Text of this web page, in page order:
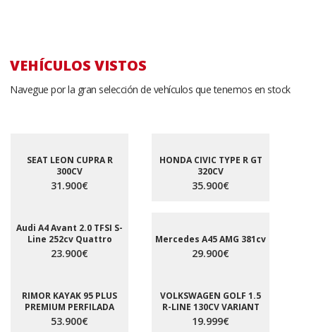
VEHÍCULOS VISTOS
Navegue por la gran selección de vehículos que tenemos en stock
SEAT LEON CUPRA R
300CV
31.900€
HONDA CIVIC TYPE R GT
320CV
35.900€
Audi A4 Avant 2.0 TFSI S-
Line 252cv Quattro
23.900€
Mercedes A45 AMG 381cv
29.900€
RIMOR KAYAK 95 PLUS
PREMIUM PERFILADA
53.900€
VOLKSWAGEN GOLF 1.5
R-LINE 130CV VARIANT
19.999€